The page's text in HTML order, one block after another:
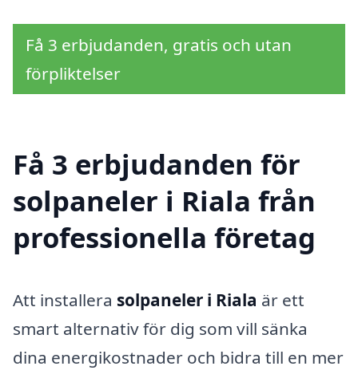
Få 3 erbjudanden, gratis och utan
förpliktelser
Få 3 erbjudanden för
solpaneler i Riala från
professionella företag
Att installera solpaneler i Riala är ett
smart alternativ för dig som vill sänka
dina energikostnader och bidra till en mer